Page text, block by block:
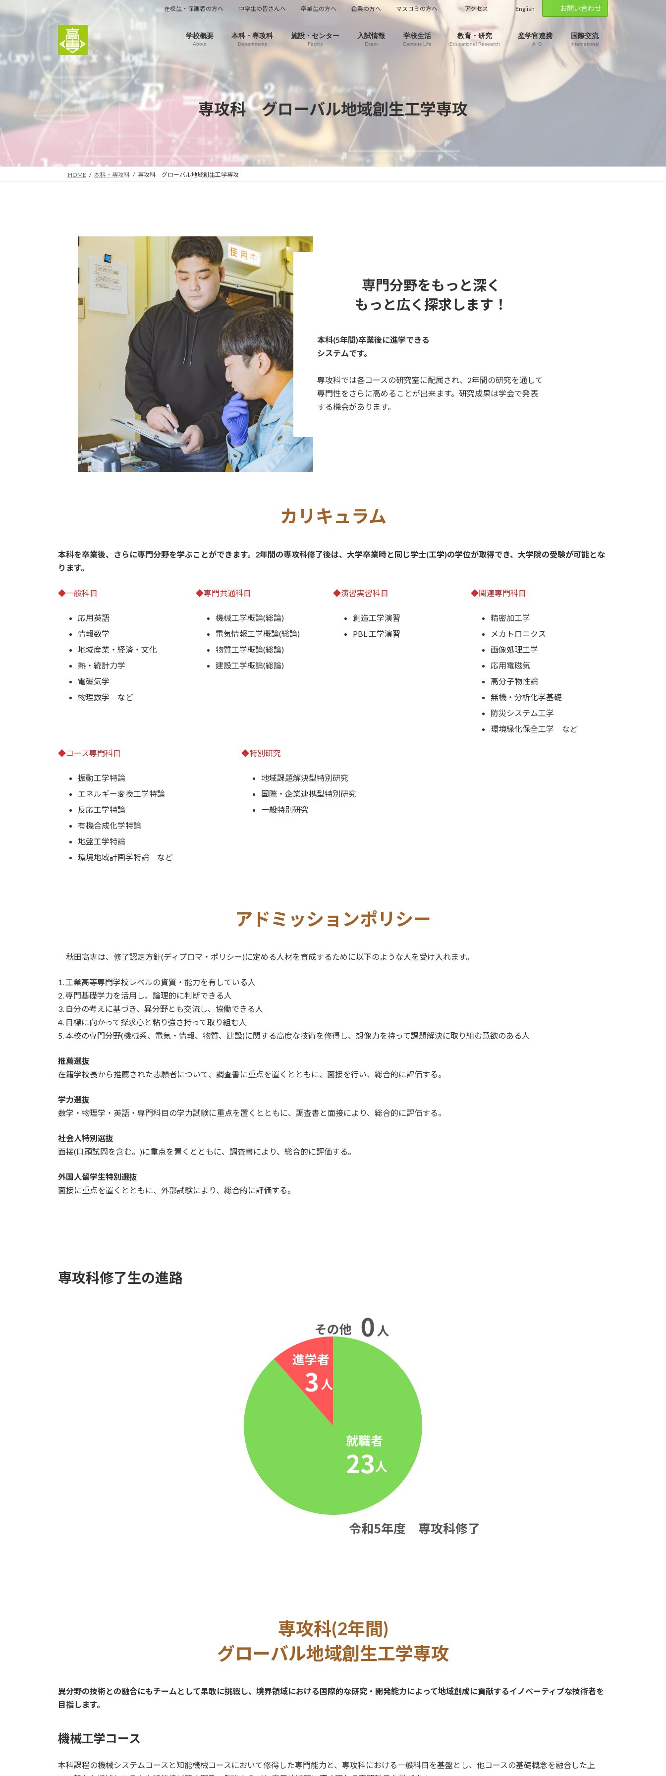
ツ
へ
プ
シ
ョ
動
在校生・保護者の方へ 中学生の皆さんへ 卒業生の方へ 企業の方へ マスコミの方へ アクセス English お問い合わせ
学校概要
About
本科・専攻科
Departments
施設・センター
Facility
入試情報
Exam
学校生活
Campus Life
教育・研究
Educational Research
産学官連携
I･A･G
国際交流
International
専攻科 グローバル地域創生工学専攻
HOME 本科・専攻科 専攻科 グローバル地域創生工学専攻
専門分野をもっと深く
もっと広く探求します！
本科(5年間)卒業後に進学できる
システムです。
専攻科では各コースの研究室に配属され、2年間の研究を通して
専門性をさらに高めることが出来ます。研究成果は学会で発表
する機会があります。
カリキュラム
本科を卒業後、さらに専門分野を学ぶことができます。2年間の専攻科修了後は、大学卒業時と同じ学士(工学)の学位が取得でき、大学院の受験が可能とな
ります。
◆一般科目
応用英語
情報数学
地域産業・経済・文化
熱・統計力学
電磁気学
物理数学 など
◆専門共通科目
機械工学概論(総論)
電気情報工学概論(総論)
物質工学概論(総論)
建設工学概論(総論)
◆演習実習科目
創造工学演習
PBL 工学演習
◆関連専門科目
精密加工学
メカトロニクス
画像処理工学
応用電磁気
高分子物性論
無機・分析化学基礎
防災システム工学
環境緑化保全工学 など
◆コース専門科目
振動工学特論
エネルギー変換工学特論
反応工学特論
有機合成化学特論
地盤工学特論
環境地域計画学特論 など
◆特別研究
地域課題解決型特別研究
国際・企業連携型特別研究
一般特別研究
アドミッションポリシー
秋田高専は、修了認定方針(ディプロマ・ポリシー)に定める人材を育成するために以下のような人を受け入れます。
1. 工業高等専門学校レベルの資質・能力を有している人
2. 専門基礎学力を活用し、論理的に判断できる人
3. 自分の考えに基づき、異分野とも交流し、協働できる人
4. 目標に向かって探求心と粘り強さ持って取り組む人
5. 本校の専門分野(機械系、電気・情報、物質、建設)に関する高度な技術を修得し、想像力を持って課題解決に取り組む意欲のある人
推薦選抜
在籍学校長から推薦された志願者について、調査書に重点を置くとともに、面接を行い、総合的に評価する。
学力選抜
数学・物理学・英語・専門科目の学力試験に重点を置くとともに、調査書と面接により、総合的に評価する。
社会人特別選抜
面接(口頭試問を含む。)に重点を置くとともに、調査書により、総合的に評価する。
外国人留学生特別選抜
面接に重点を置くとともに、外部試験により、総合的に評価する。
専攻科修了生の進路
専攻科(2年間)
グローバル地域創生工学専攻
異分野の技術との融合にもチームとして果敢に挑戦し、境界領域における国際的な研究・開発能力によって地域創成に貢献するイノベーティブな技術者を
目指します。
機械工学コース
本科課程の機械システムコースと知能機械コースにおいて修得した専門能力と、専攻科における一般科目を基盤とし、他コースの基礎概念を融合した上